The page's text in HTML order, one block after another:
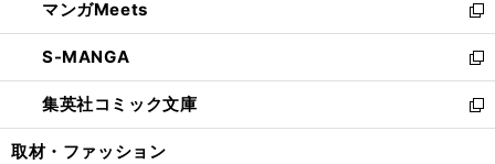
く
で
開
く
ド
ウ
で
開
く
ィ
ン
ド
ウ
で
開
い
ウ
ィ
ン
ド
ウ
マンガMeets
新
し
い
ウ
ィ
ン
S-MANGA
新
し
い
ウ
集英社コミック文庫
新
し
取材・ファッション